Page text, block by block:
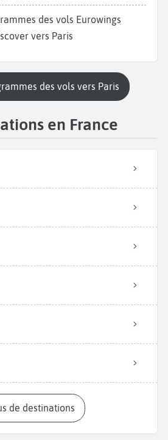
vers Paris
des vols vers Paris
en France
de destinations